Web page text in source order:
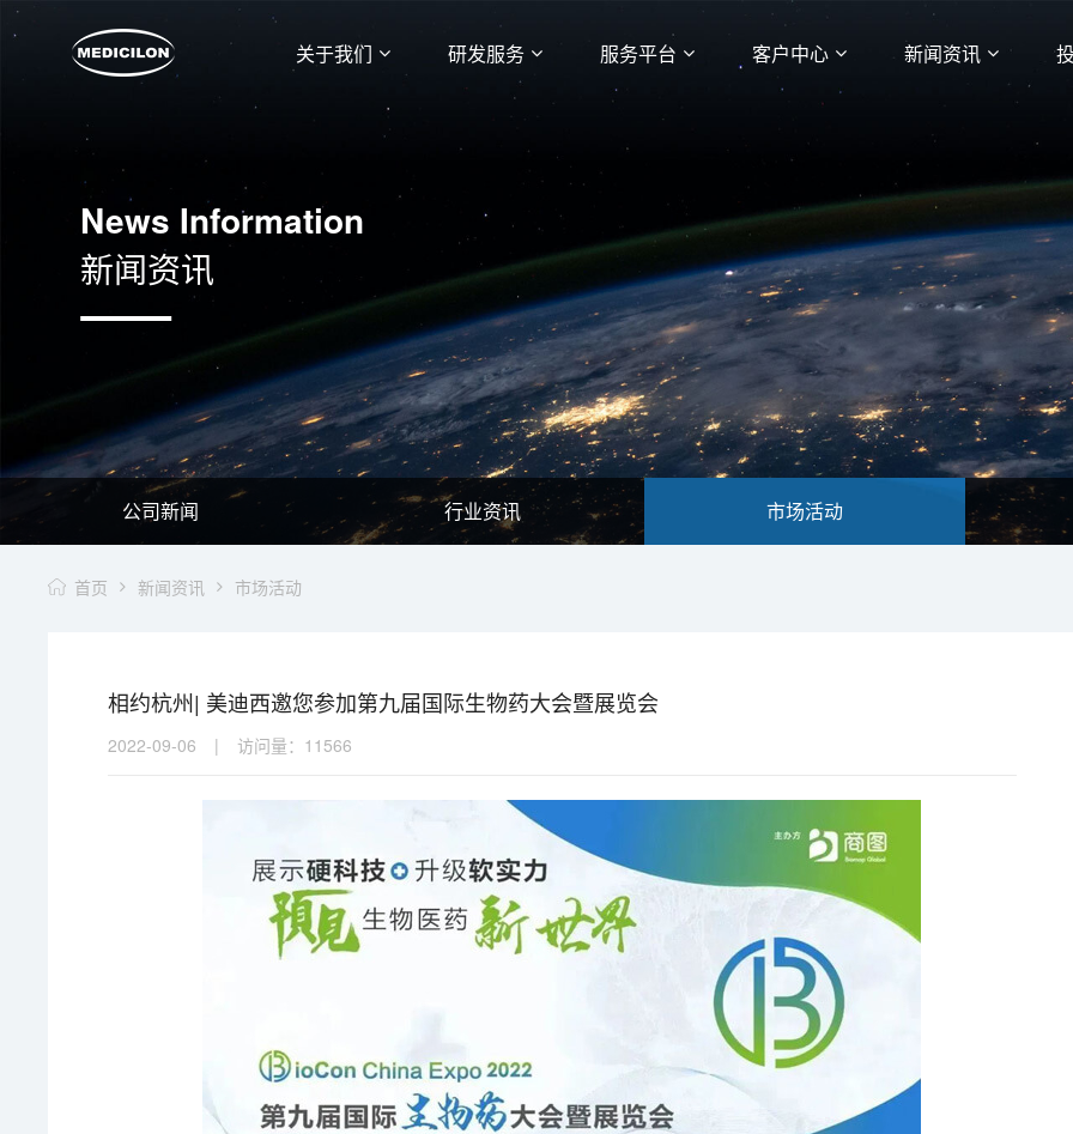
关于我们 研发服务 服务平台 客户中心 新闻资讯
News Information
新闻资讯
公司新闻 行业资讯 市场活动
首页 新闻资讯 市场活动
相约杭州| 美迪西邀您参加第九届国际生物药大会暨展览会
2022-09-06 | 访问量： 11566